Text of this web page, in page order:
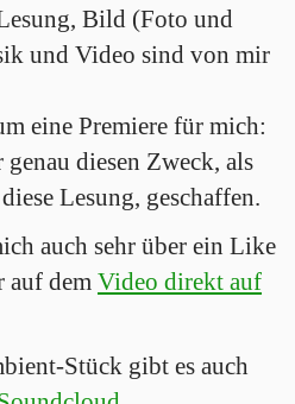
Bild (Foto und
und Video sind von mir
eine Premiere für mich:
diesen Zweck, als
Lesung, geschaffen.
auch sehr über ein Like
auf dem Video direkt auf
Stück gibt es auch